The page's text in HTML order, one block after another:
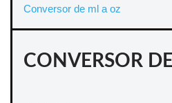
Conversor de ml a oz
CONVERSOR